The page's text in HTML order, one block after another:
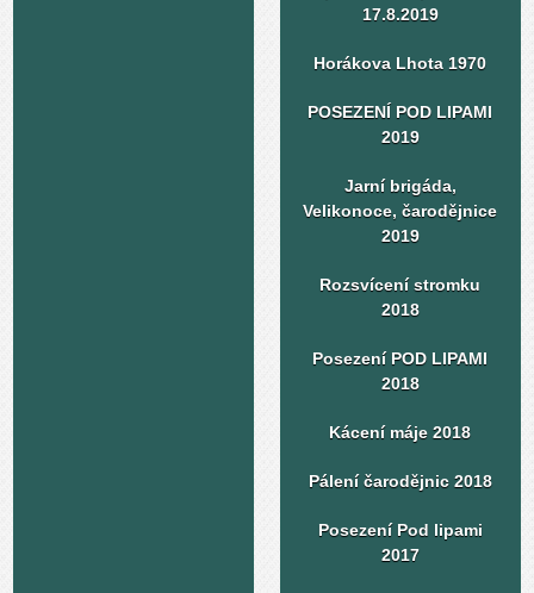
17.8.2019
Horákova Lhota 1970
POSEZENÍ POD LIPAMI
2019
Jarní brigáda,
Velikonoce, čarodějnice
2019
Rozsvícení stromku
2018
Posezení POD LIPAMI
2018
Kácení máje 2018
Pálení čarodějnic 2018
Posezení Pod lipami
2017